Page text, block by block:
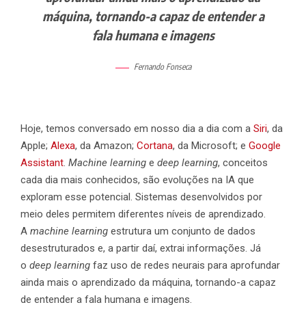
máquina, tornando-a capaz de entender a
fala humana e imagens
Fernando Fonseca
Hoje, temos conversado em nosso dia a dia com a Siri, da
Apple; Alexa, da Amazon; Cortana, da Microsoft; e Google
Assistant. Machine learning e deep learning, conceitos
cada dia mais conhecidos, são evoluções na IA que
exploram esse potencial. Sistemas desenvolvidos por
meio deles permitem diferentes níveis de aprendizado.
A machine learning estrutura um conjunto de dados
desestruturados e, a partir daí, extrai informações. Já
o deep learning faz uso de redes neurais para aprofundar
ainda mais o aprendizado da máquina, tornando-a capaz
de entender a fala humana e imagens.